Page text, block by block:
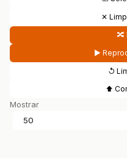
✕
🔀
▶
↺
⬆
Mostrar